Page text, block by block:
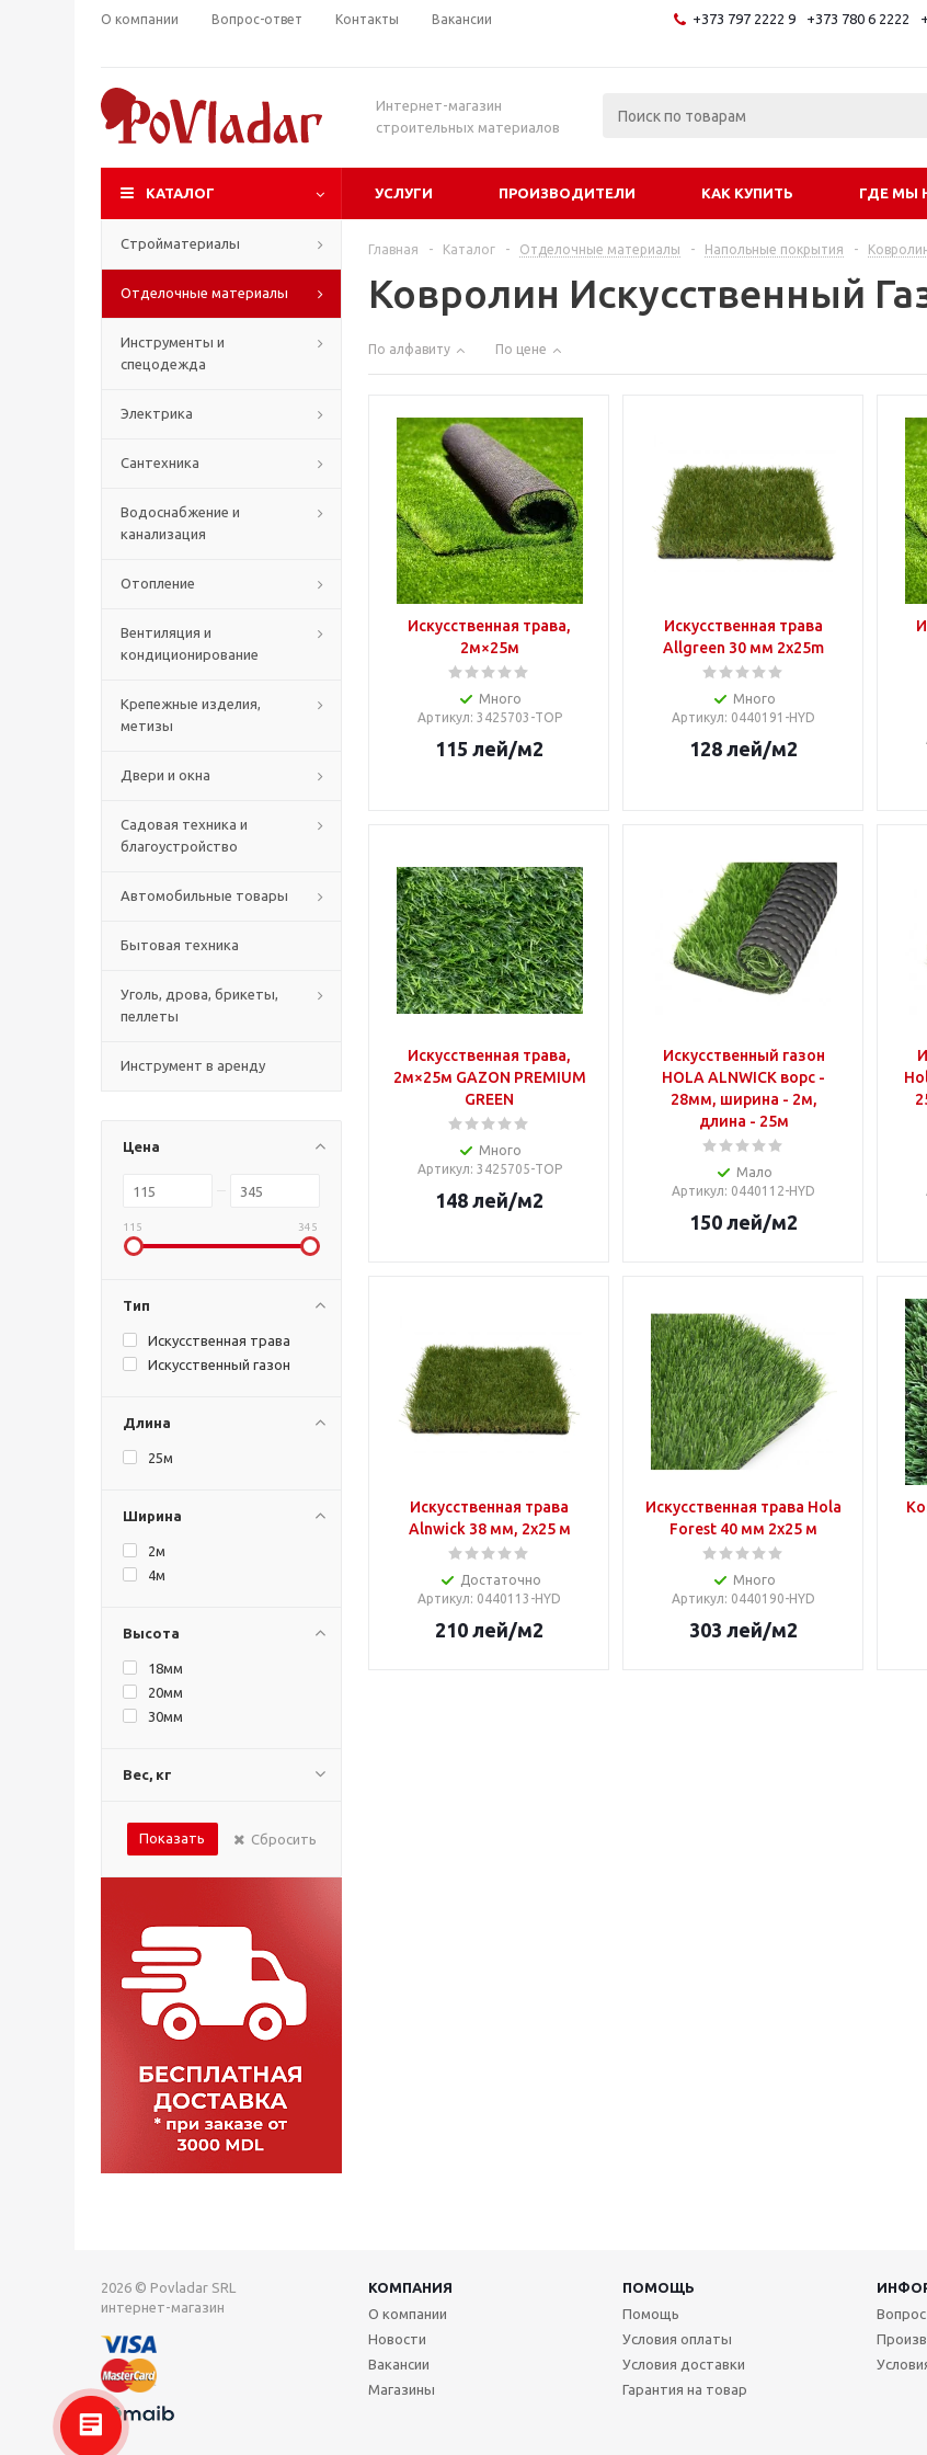
О компании Вопрос-ответ Контакты Вакансии +373 797 2222 9 +373 780 6 2222
Интернет-магазин
строительных материалов
КАТАЛОГ УСЛУГИ ПРОИЗВОДИТЕЛИ КАК КУПИТЬ ГДЕ МЫ
Стройматериалы
Отделочные материалы
Инструменты и
спецодежда
Электрика
Сантехника
Водоснабжение и
канализация
Отопление
Вентиляция и
кондиционирование
Крепежные изделия,
метизы
Двери и окна
Садовая техника и
благоустройство
Автомобильные товары
Бытовая техника
Уголь, дрова, брикеты,
пеллеты
Инструмент в аренду
Цена
115 345
Тип
Искусственная трава
Искусственный газон
Длина
25м
Ширина
2м
4м
Высота
18мм
20мм
30мм
Вес, кг
Показать Сбросить
Главная - Каталог - Отделочные материалы - Напольные покрытия -
Ковролин Искусственный
По алфавиту По цене
Искусственная трава,
2м×25м
Много
Артикул: 3425703-TOP
115 лей/м2
Искусственная трава
Allgreen 30 мм 2x25m
Много
Артикул: 0440191-HYD
128 лей/м2
Искусственная трава,
2м×25м GAZON PREMIUM
GREEN
Много
Артикул: 3425705-TOP
148 лей/м2
Искусственный газон
HOLA ALNWICK ворс -
28мм, ширина - 2м,
длина - 25м
Мало
Артикул: 0440112-HYD
150 лей/м2
Искусственная трава
Alnwick 38 мм, 2x25 м
Достаточно
Артикул: 0440113-HYD
210 лей/м2
Искусственная трава Hola
Forest 40 мм 2x25 м
Много
Артикул: 0440190-HYD
303 лей/м2
2026 © Povladar SRL
интернет-магазин
КОМПАНИЯ ПОМОЩЬ
О компании
Новости
Вакансии
Магазины
Помощь
Условия оплаты
Условия доставки
Гарантия на товар